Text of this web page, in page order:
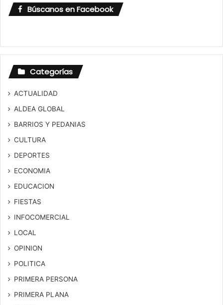
Búscanos en Facebook
Categorías
ACTUALIDAD
ALDEA GLOBAL
BARRIOS Y PEDANIAS
CULTURA
DEPORTES
ECONOMIA
EDUCACION
FIESTAS
INFOCOMERCIAL
LOCAL
OPINION
POLITICA
PRIMERA PERSONA
PRIMERA PLANA